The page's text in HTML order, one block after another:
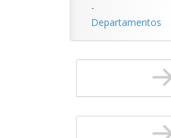
-
Departamentos